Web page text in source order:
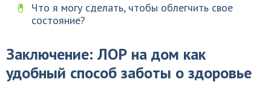
Что я могу сделать, чтобы облегчить свое
состояние?
Заключение: ЛОР на дом как
удобный способ заботы о здоровье